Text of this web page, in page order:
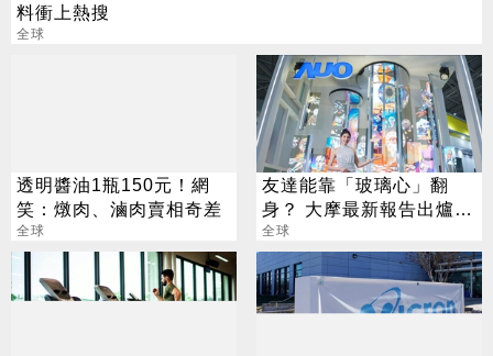
料衝上熱搜
全球
透明醬油1瓶150元！網
笑：燉肉、滷肉賣相奇差
全球
友達能靠「玻璃心」翻
身？ 大摩最新報告出爐
目標價也曝光
全球